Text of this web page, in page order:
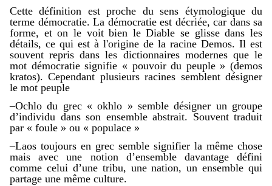
Cette définition est proche du sens étymologique du
terme démocratie. La démocratie est décriée, car dans sa
forme, et on le voit bien le Diable se glisse dans les
détails, ce qui est à l'origine de la racine Demos. Il est
souvent repris dans les dictionnaires modernes que le
mot démocratie signifie « pouvoir du peuple » (demos
kratos). Cependant plusieurs racines semblent désigner
le mot peuple
–Ochlo du grec « okhlo » semble désigner un groupe
d’individu dans son ensemble abstrait. Souvent traduit
par « foule » ou « populace »
–Laos toujours en grec semble signifier la même chose
mais avec une notion d’ensemble davantage défini
comme celui d’une tribu, une nation, un ensemble qui
partage une même culture.